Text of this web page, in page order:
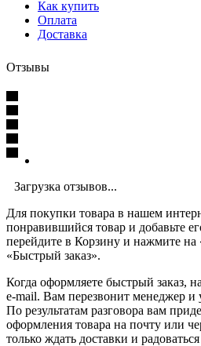
Как купить
Оплата
Доставка
Отзывы
Загрузка отзывов...
Для покупки товара в нашем
понравившийся товар и добавьте
перейдите в Корзину и нажмите на
«Быстрый заказ».
Когда оформляете быстрый
e-mail. Вам перезвонит менеджер и
По результатам разговора вам
оформления товара на почту или
только ждать доставки и